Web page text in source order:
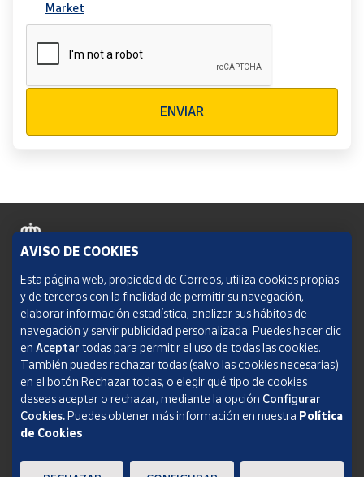
Market
ENVIAR
Política de cookies
Aviso legal
Condiciones del servicio
Política de Privacidad Web
Informe de transparencia
SOCIEDAD ESTATAL CORREOS Y TELÉGRAFOS, S.A., S.M.E. Todos los derechos
AVISO DE COOKIES
Esta página web, propiedad de Correos, utiliza cookies propias
y de terceros con la finalidad de permitir su navegación,
elaborar información estadística, analizar sus hábitos de
navegación y servir publicidad personalizada. Puedes hacer clic
en Aceptar todas para permitir el uso de todas las cookies.
También puedes rechazar todas (salvo las cookies necesarias)
en el botón Rechazar todas, o elegir qué tipo de cookies
deseas aceptar o rechazar, mediante la opción Configurar
Cookies.Puedes obtener más información en nuestra Política
de Cookies.